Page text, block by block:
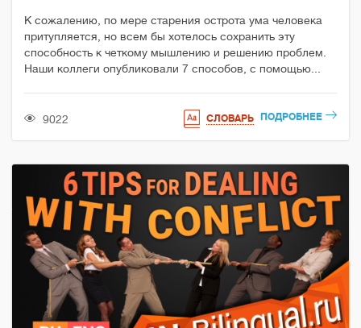
К сожалению, по мере старения острота ума человека
притупляется, но всем бы хотелось сохранить эту
способность к четкому мышлению и решению проблем.
Наши коллеги опубликовали 7 способов, с помощью...
9022 СЛОВАРЬ ПОДРОБНЕЕ